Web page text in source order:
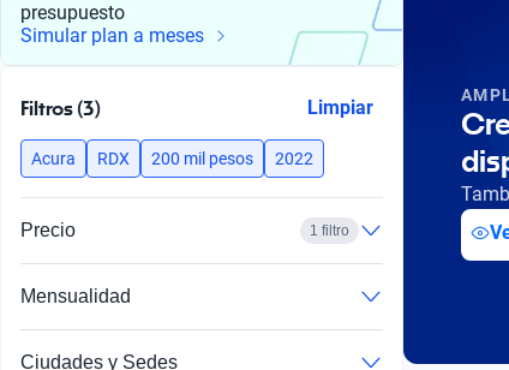
Busca por año
Busca por modelo
Busca por año
presupuesto
Simular plan a meses
Filtros (3) Limpiar
Acura RDX 200 mil pesos 2022
Precio 1 filtro
Mensualidad
Ciudades y Sedes